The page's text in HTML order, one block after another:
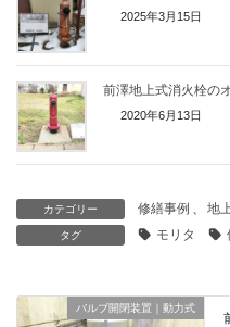
2025年3月15日
前澤地上式消火栓の
2020年6月13日
カテゴリー 修繕事例 、 地
タグ モリタ
バルブ開閉装置｜動力式